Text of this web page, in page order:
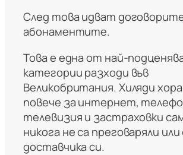
След това идват
абонаментите.
Това е една от най-
категории разходи във
Великобритания. Хиляди
повече за интернет,
телевизия и застраховки
никога не са преговаряли
доставчика си.